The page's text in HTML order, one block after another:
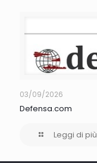
03/09/2026
Defensa.com
Leggi di più